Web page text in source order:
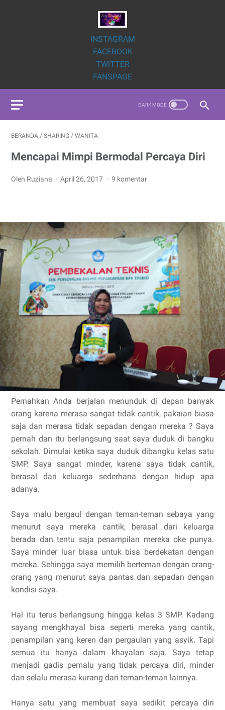
INSTAGRAM
FACEBOOK
TWITTER
FANSPAGE
BERANDA / SHARING / WANITA
Mencapai Mimpi Bermodal Percaya Diri
Oleh Ruziana April 26, 2017 9 komentar
Pernahkan Anda berjalan menunduk di depan banyak
orang karena merasa sangat tidak cantik, pakaian biasa
saja dan merasa tidak sepadan dengan mereka ? Saya
pernah dan itu berlangsung saat saya duduk di bangku
sekolah. Dimulai ketika saya duduk dibangku kelas satu
SMP. Saya sangat minder, karena saya tidak cantik,
berasal dari keluarga sederhana dengan hidup apa
adanya.
Saya malu bergaul dengan teman-teman sebaya yang
menurut saya mereka cantik, berasal dari keluarga
berada dan tentu saja penampilan mereka oke punya.
Saya minder luar biasa untuk bisa berdekatan dengan
mereka. Sehingga saya memilih berteman dengan orang-
orang yang menurut saya pantas dan sepadan dengan
kondisi saya.
Hal itu terus berlangsung hingga kelas 3 SMP. Kadang
sayang mengkhayal bisa seperti mereka yang cantik,
penampilan yang keren dan pergaulan yang asyik. Tapi
semua itu hanya dalam khayalan saja. Saya tetap
menjadi gadis pemalu yang tidak percaya diri, minder
dan selalu merasa kurang dari teman-teman lainnya.
Hanya satu yang membuat saya sedikit percaya diri